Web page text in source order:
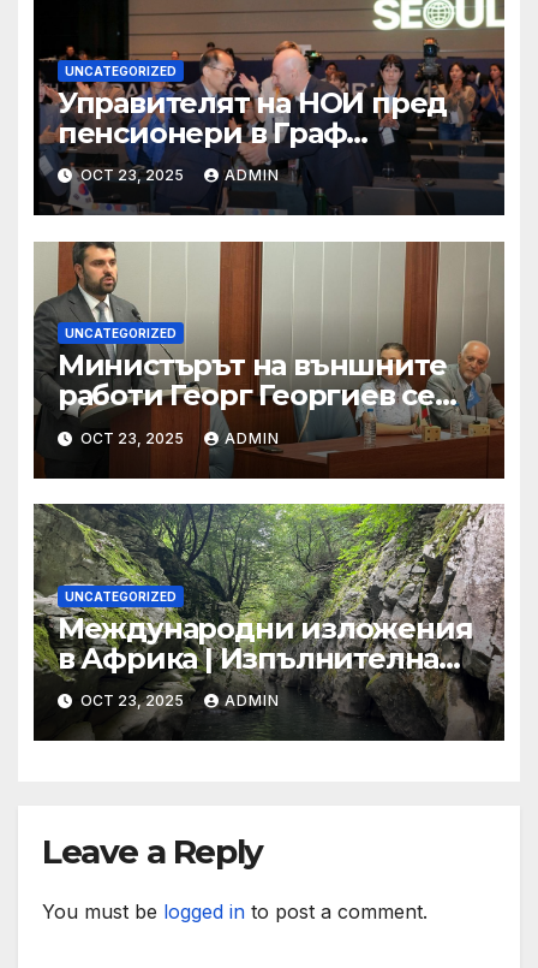
UNCATEGORIZED
Управителят на НОИ пред
пенсионери в Граф
Игнатиево: Вие сте в златна
възраст, защото оставате
полезни за обществото
OCT 23, 2025 ADMIN
UNCATEGORIZED
Министърът на външните
работи Георг Георгиев се
срещна с младежи по
повод 80-годишнината от
подписването на Устава на
ООН
OCT 23, 2025 ADMIN
UNCATEGORIZED
Международни изложения
в Африка | Изпълнителна
агенция за насърчаване на
малките и средните
предприятия
OCT 23, 2025 ADMIN
Leave a Reply
You must be logged in to post a comment.